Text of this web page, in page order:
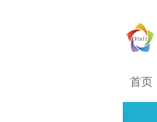
首页